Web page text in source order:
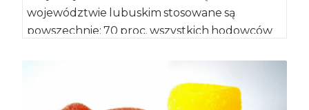
województwie lubuskim stosowane są
powszechnie: 70 proc. wszystkich hodowców